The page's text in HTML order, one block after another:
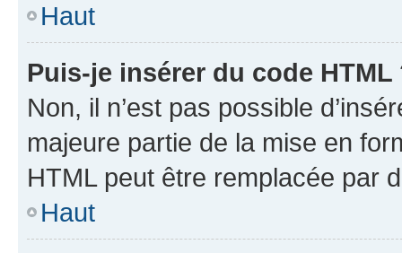
Haut
Puis-je insérer du code HTML
Non, il n’est pas possible
majeure partie de la mise en
HTML peut être remplacée par
Haut